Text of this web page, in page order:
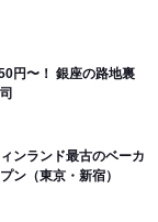
円〜！ 銀座の路地裏
ンランド最古のベーカ
ン（東京・新宿）